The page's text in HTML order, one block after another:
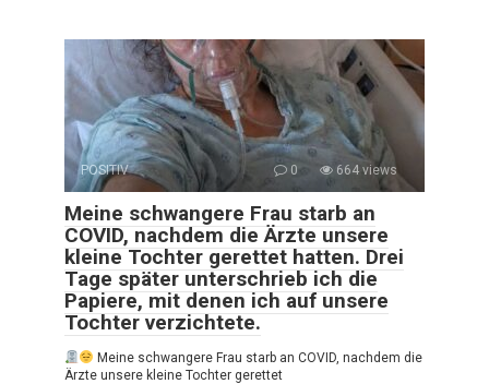
POSITIV 0 664 views
Meine schwangere Frau starb an
COVID, nachdem die Ärzte unsere
kleine Tochter gerettet hatten. Drei
Tage später unterschrieb ich die
Papiere, mit denen ich auf unsere
Tochter verzichtete.
Meine schwangere Frau starb an COVID, nachdem die
Ärzte unsere kleine Tochter gerettet